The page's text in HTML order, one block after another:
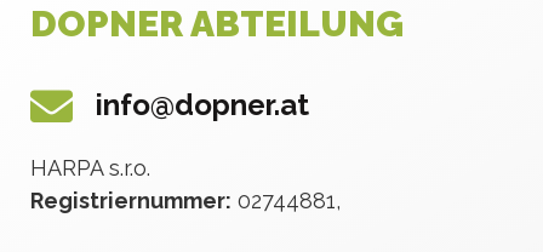
DOPNER ABTEILUNG
info@dopner.at
HARPA s.r.o.
Registriernummer: 02744881,